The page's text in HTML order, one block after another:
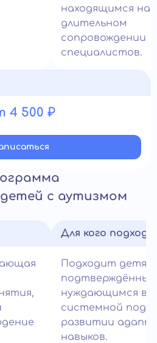
находящимся на
длительном
сопровождении
специалистов.
4 500 ₽
с аутизмом
Для кого
Подходит детям
нуждающимся в
системной
развитии
навыков.